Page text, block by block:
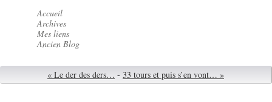
Accueil
Archives
Mes liens
Ancien Blog
« Le der des ders… - 33 tours et puis s’en vont… »